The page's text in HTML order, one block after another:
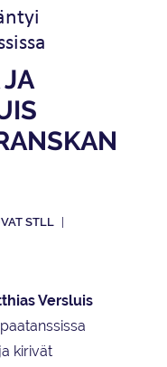
STLL
Versluis
kirivät